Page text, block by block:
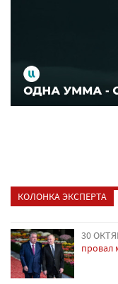
КОЛОНКА ЭКСПЕРТА
30
провал